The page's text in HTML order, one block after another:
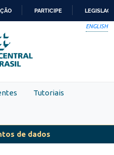
PARA
O
CONTEÚDO
PARTICIPE
ENGLISH
Tutoriais
de dados